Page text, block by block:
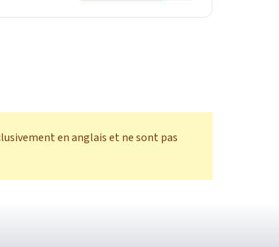
en anglais et ne sont pas